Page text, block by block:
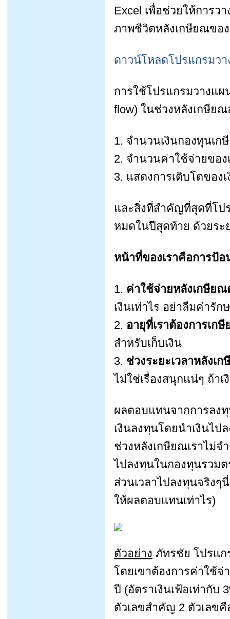
Excel เพื่อช่วยให้การ
ภาพชีวิตหลังเกษียณของ
ดาวน์โหลดโปรแกรมว
การใช้โปรแกรมวางแผ
flow) ในช่วงหลังเกษีย
1. จำนวนเงินกองทุนเ
2. จำนวนค่าใช้จ่ายขอ
3. แสดงการเติบโตของ
และสิ่งที่สำคัญที่สุดที่โป
หมดในปีสุดท้าย ด้วยระ
หน้าที่ของเราคือการป้
1. ค่าใช้จ่ายหลังเกษียณ
เงินเท่าไร อย่าลืมค่ารั
2. อายุที่เราต้องการเก
สำหรับเก็บเงิน
3. ช่วงระยะเวลาหลังเ
ไม่ใช่เรื่องสนุกแน่ๆ ถ้า
ผลตอบแทนจากการลง
เงินลงทุนโดยนำเงินไ
ช่วงหลังเกษียณเราไม่จ
ไปลงทุนในกองทุนรวม
ส่วนเวลาไปลงทุนจริง
ให้ผลตอบแทนเท่าไร)
ตัวอย่าง ภัทรชัย โปรแก
โดยเขาต้องการค่าใช้จ่
ปี (อัตราเงินเฟ้อเท่ากับ
ตัวเลขสำคัญ 2 ตัวเลขคื